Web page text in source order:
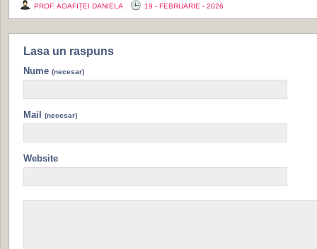
PROF. AGAFIȚEI DANIELA 19 - FEBRUARIE - 2026
Lasa un raspuns
Nume (necesar)
Mail (necesar)
Website